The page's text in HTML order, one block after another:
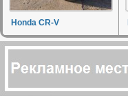
Honda CR-V